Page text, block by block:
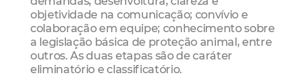
objetividade na comunicação; convívio e
colaboração em equipe; conhecimento sobre
a legislação básica de proteção animal, entre
outros. As duas etapas são de caráter
eliminatório e classificatório.